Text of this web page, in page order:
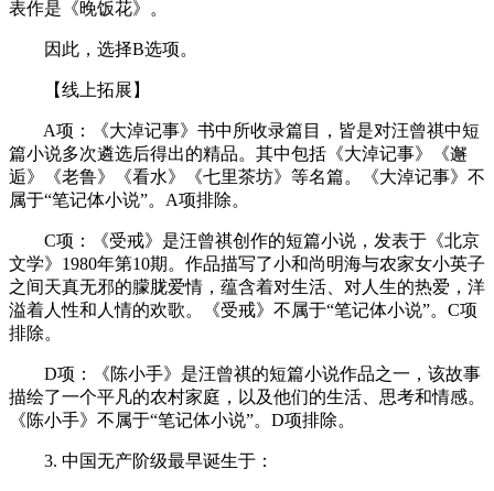
表作是《晚饭花》。
因此，选择B选项。
【线上拓展】
A项：《大淖记事》书中所收录篇目，皆是对汪曾祺中短
篇小说多次遴选后得出的精品。其中包括《大淖记事》《邂
逅》《老鲁》《看水》《七里茶坊》等名篇。《大淖记事》不
属于“笔记体小说”。A项排除。
C项：《受戒》是汪曾祺创作的短篇小说，发表于《北京
文学》1980年第10期。作品描写了小和尚明海与农家女小英子
之间天真无邪的朦胧爱情，蕴含着对生活、对人生的热爱，洋
溢着人性和人情的欢歌。《受戒》不属于“笔记体小说”。C项
排除。
D项：《陈小手》是汪曾祺的短篇小说作品之一，该故事
描绘了一个平凡的农村家庭，以及他们的生活、思考和情感。
《陈小手》不属于“笔记体小说”。D项排除。
3. 中国无产阶级最早诞生于：